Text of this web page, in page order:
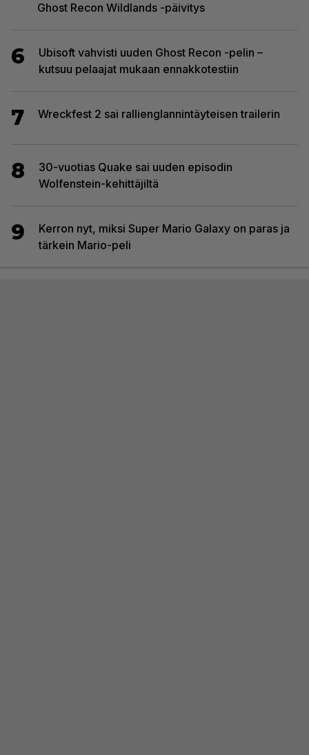
Ghost Recon Wildlands -päivitys
6
Ubisoft vahvisti uuden Ghost Recon -pelin –
kutsuu pelaajat mukaan ennakkotestiin
7 Wreckfest 2 sai rallienglannintäyteisen trailerin
8
30-vuotias Quake sai uuden episodin
Wolfenstein-kehittäjiltä
9
Kerron nyt, miksi Super Mario Galaxy on paras ja
tärkein Mario-peli